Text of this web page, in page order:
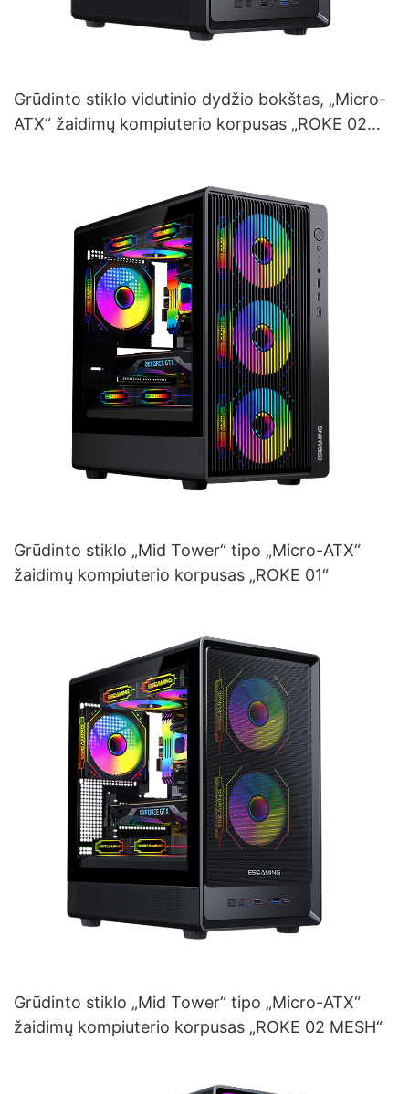
Grūdinto stiklo vidutinio dydžio bokštas, „Micro-
ATX“ žaidimų kompiuterio korpusas „ROKE 02
Grūdinto stiklo „Mid Tower“ tipo „Micro-ATX“
žaidimų kompiuterio korpusas „ROKE 01“
Grūdinto stiklo „Mid Tower“ tipo „Micro-ATX“
žaidimų kompiuterio korpusas „ROKE 02 MESH“